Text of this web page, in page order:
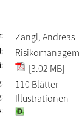
Zangl, Andreas
[3.02 MB]
110 Blätter
Illustrationen